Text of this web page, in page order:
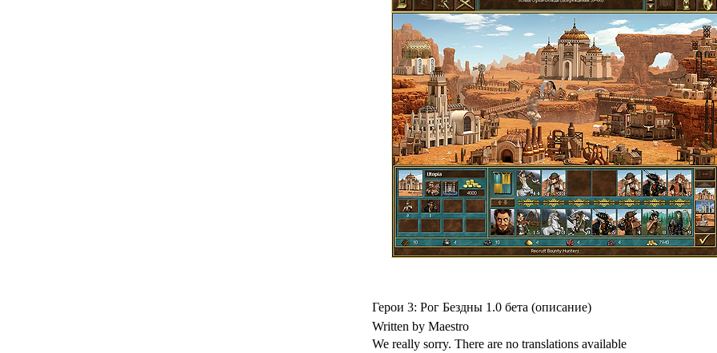
Герои 3: Рог Бездны 1.0 бета (описание)
Written by Maestro
We really sorry. There are no translations available